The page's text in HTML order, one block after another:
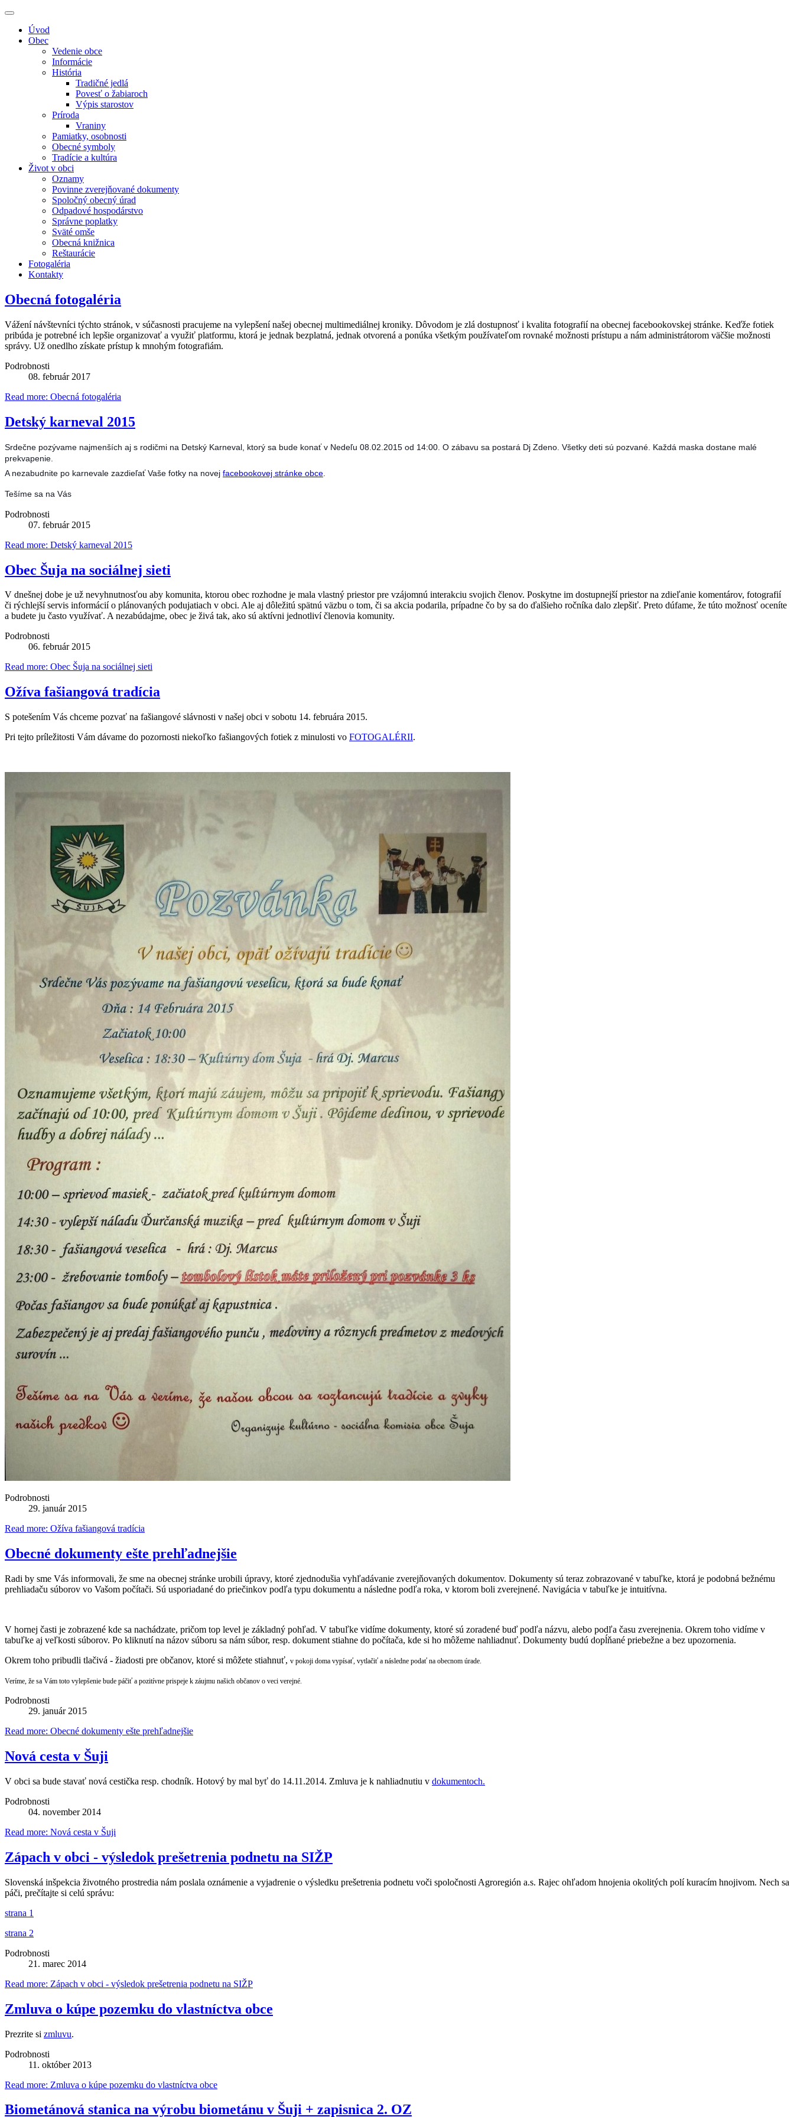
Úvod
Obec
Vedenie obce
Informácie
História
Tradičné jedlá
Povesť o žabiaroch
Výpis starostov
Príroda
Vraniny
Pamiatky, osobnosti
Obecné symboly
Tradície a kultúra
Život v obci
Oznamy
Povinne zverejňované dokumenty
Spoločný obecný úrad
Odpadové hospodárstvo
Správne poplatky
Sväté omše
Obecná knižnica
Reštaurácie
Fotogaléria
Kontakty
Obecná fotogaléria
Vážení návštevníci týchto stránok, v súčasnosti pracujeme na vylepšení našej obecnej multimediálnej kroniky. Dôvodom je zlá dostupnosť i kvalita fotografií na obecnej facebookovskej stránke. Keďže fotiek
pribúda je potrebné ich lepšie organizovať a využiť platformu, ktorá je jednak bezplatná, jednak otvorená a ponúka všetkým používateľom rovnaké možnosti prístupu a nám administrátorom väčšie možnosti
správy. Už onedlho získate prístup k mnohým fotografiám.
Podrobnosti
08. február 2017
Read more: Obecná fotogaléria
Detský karneval 2015
Srdečne pozývame najmenších aj s rodičmi na Detský Karneval, ktorý sa bude konať v Nedeľu 08.02.2015 od 14:00. O zábavu sa postará Dj Zdeno. Všetky deti sú pozvané. Každá maska dostane malé
prekvapenie.
A nezabudnite po karnevale zazdieľať Vaše fotky na novej facebookovej stránke obce
Tešíme sa na Vás
Podrobnosti
07. február 2015
Read more: Detský karneval 2015
Obec Šuja na sociálnej sieti
V dnešnej dobe je už nevyhnutnosťou aby komunita, ktorou obec rozhodne je mala vlastný priestor pre vzájomnú interakciu svojich členov. Poskytne im dostupnejší priestor na zdieľanie komentárov, fotografií
či rýchlejší servis informácií o plánovaných podujatiach v obci. Ale aj dôležitú spätnú väzbu o tom, či sa akcia podarila, prípadne čo by sa do ďalšieho ročníka dalo zlepšiť. Preto dúfame, že túto možnosť oceníte
a budete ju často využívať. A nezabúdajme, obec je živá tak, ako sú aktívni jednotliví členovia komunity.
Podrobnosti
06. február 2015
Read more: Obec Šuja na sociálnej sieti
Ožíva fašiangová tradícia
S potešením Vás chceme pozvať na fašiangové slávnosti v našej obci v sobotu 14. februára 2015.
Pri tejto príležitosti Vám dávame do pozornosti niekoľko fašiangových fotiek z minulosti vo FOTOGALÉRII.
Podrobnosti
29. január 2015
Read more: Ožíva fašiangová tradícia
Obecné dokumenty ešte prehľadnejšie
Radi by sme Vás informovali, že sme na obecnej stránke urobili úpravy, ktoré zjednodušia vyhľadávanie zverejňovaných dokumentov. Dokumenty sú teraz zobrazované v tabuľke, ktorá je podobná bežnému
prehliadaču súborov vo Vašom počítači. Sú usporiadané do priečinkov podľa typu dokumentu a následne podľa roka, v ktorom boli zverejnené. Navigácia v tabuľke je intuitívna.
V hornej časti je zobrazené kde sa nachádzate, pričom top level je základný pohľad. V tabuľke vidíme dokumenty, ktoré sú zoradené buď podľa názvu, alebo podľa času zverejnenia. Okrem toho vidíme v
tabuľke aj veľkosti súborov. Po kliknutí na názov súboru sa nám súbor, resp. dokument stiahne do počítača, kde si ho môžeme nahliadnuť. Dokumenty budú dopĺňané priebežne a bez upozornenia.
Okrem toho pribudli tlačivá - žiadosti pre občanov, ktoré si môžete stiahnuť, v pokoji doma vypísať, vytlačiť a následne podať na obecnom úrade.
Veríme, že sa Vám toto vylepšenie bude páčiť a pozitívne prispeje k záujmu našich občanov o veci verejné.
Podrobnosti
29. január 2015
Read more: Obecné dokumenty ešte prehľadnejšie
Nová cesta v Šuji
V obci sa bude stavať nová cestička resp. chodník. Hotový by mal byť do 14.11.2014. Zmluva je k nahliadnutiu v dokumentoch.
Podrobnosti
04. november 2014
Read more: Nová cesta v Šuji
Zápach v obci - výsledok prešetrenia podnetu na SIŽP
Slovenská inšpekcia životného prostredia nám poslala oznámenie a vyjadrenie o výsledku prešetrenia podnetu voči spoločnosti Agroregión a.s. Rajec ohľadom hnojenia okolitých polí kuracím hnojivom. Nech sa
páči, prečítajte si celú správu:
strana 1
strana 2
Podrobnosti
21. marec 2014
Read more: Zápach v obci - výsledok prešetrenia podnetu na SIŽP
Zmluva o kúpe pozemku do vlastníctva obce
Prezrite si zmluvu.
Podrobnosti
11. október 2013
Read more: Zmluva o kúpe pozemku do vlastníctva obce
Biometánová stanica na výrobu biometánu v Šuji + zapisnica 2. OZ